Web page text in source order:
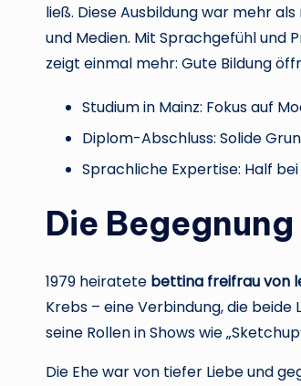
ließ. Diese Ausbildung war mehr
und Medien. Mit Sprachgefühl und
zeigt einmal mehr: Gute Bildung
Studium in Mainz: Fokus auf
Diplom-Abschluss: Solide
Sprachliche Expertise: Half
Die
1979 heiratete bettina freifrau von
Krebs – eine Verbindung, die
seine Rollen in Shows wie
Die Ehe war von tiefer Liebe und